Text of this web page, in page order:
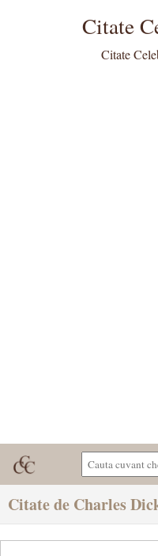
Citate
Citate
Citate de Charles